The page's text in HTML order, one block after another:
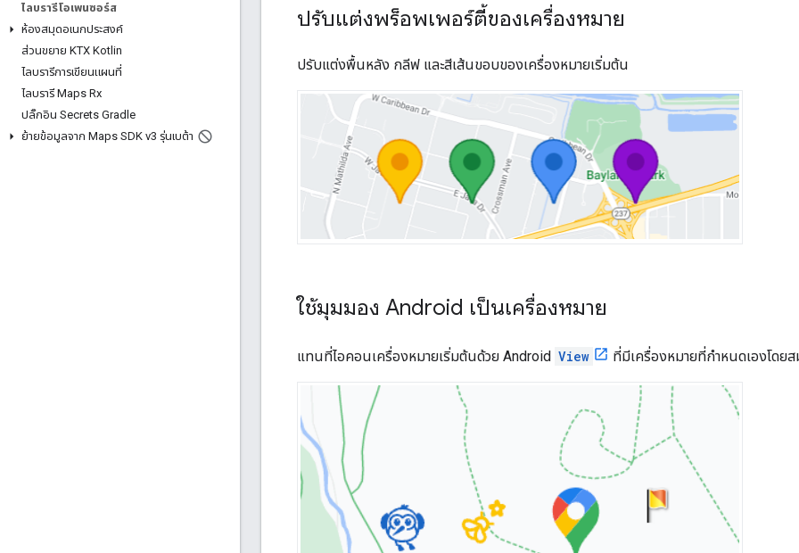
ไลบรารีโอเพนซอร์ส
ห้องสมุดอเนกประสงค์
ส่วนขยาย KTX Kotlin
ไลบรารีการเขียนแผนที่
ไลบรารี Maps Rx
ปลั๊กอิน Secrets Gradle
ย้ายข้อมูลจาก Maps SDK v3 รุ่นเบต้า
ปรับแต่งพร็อพเพอร์ตี้ของเครื่องหมาย
ปรับแต่งพื้นหลัง กลีฟ และสีเส้นขอบของเครื่องหมายเริ่มต้น
ใช้มุมมอง Android เป็นเครื่องหมาย
แทนที่ไอคอนเครื่องหมายเริ่มต้นด้วย Android View ที่มีเครื่องหมายที่กำหนดเองโดย